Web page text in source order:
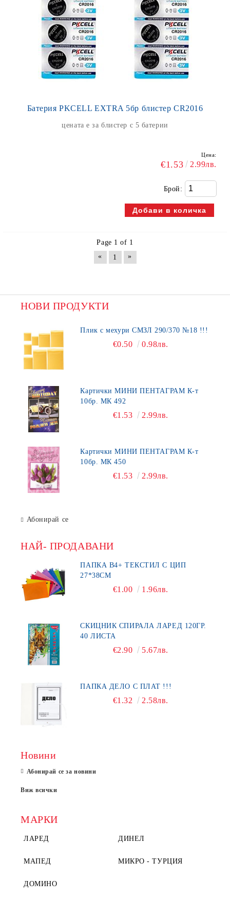
Батерия PKCELL EXTRA 5бр блистер CR2016
цената е за блистер с 5 батерии
Цена:
€1.53 2.99лв.
Брой:
Page 1 of 1
«
1 »
НОВИ ПРОДУКТИ
Плик с мехури СМЗЛ 290/370 №18 !!!
€0.50 0.98лв.
Картички МИНИ ПЕНТАГРАМ К-т
10бр. МК 492
€1.53 2.99лв.
Картички МИНИ ПЕНТАГРАМ К-т
10бр. МК 450
€1.53 2.99лв.
Абонирай се
НАЙ- ПРОДАВАНИ
ПАПКА В4+ ТЕКСТИЛ С ЦИП
27*38СМ
€1.00 1.96лв.
СКИЦНИК СПИРАЛА ЛАРЕД 120ГР.
40 ЛИСТА
€2.90 5.67лв.
ПАПКА ДЕЛО С ПЛАТ !!!
€1.32 2.58лв.
Новини
Абонирай се за новини
Виж всички
МАРКИ
ЛАРЕД ДИНЕЛ
МАПЕД МИКРО - ТУРЦИЯ
ДОМИНО